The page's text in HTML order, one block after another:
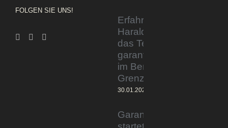
FOLGEN SIE UNS!
Erfahrener Experte
Harald Wesely stärkt
das Team von
garantiertmehrnetto.de
im Bereich
Grenzgänger
30.01.2024
Garantiertmehrnetto.de®